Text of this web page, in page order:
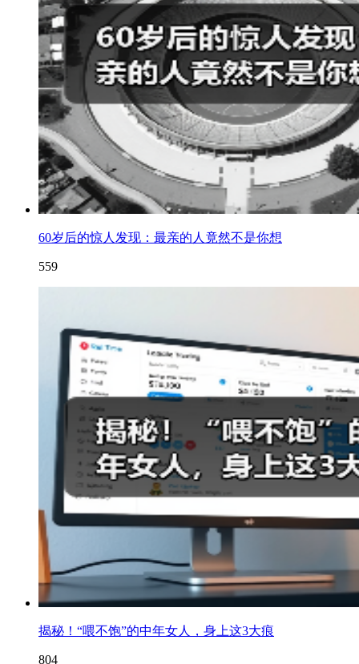
60岁后的惊人发现：最亲的人竟然不是你想
559
揭秘！“喂不饱”的中年女人，身上这3大痕
804